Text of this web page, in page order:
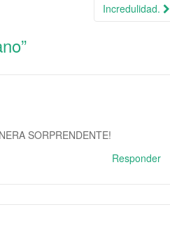
Incredulidad.
”
SORPRENDENTE!
Responder